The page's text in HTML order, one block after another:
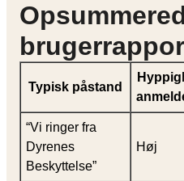
Typisk påstand
“Vi ringer fra
Dyrenes
Beskyttelse”
Høj